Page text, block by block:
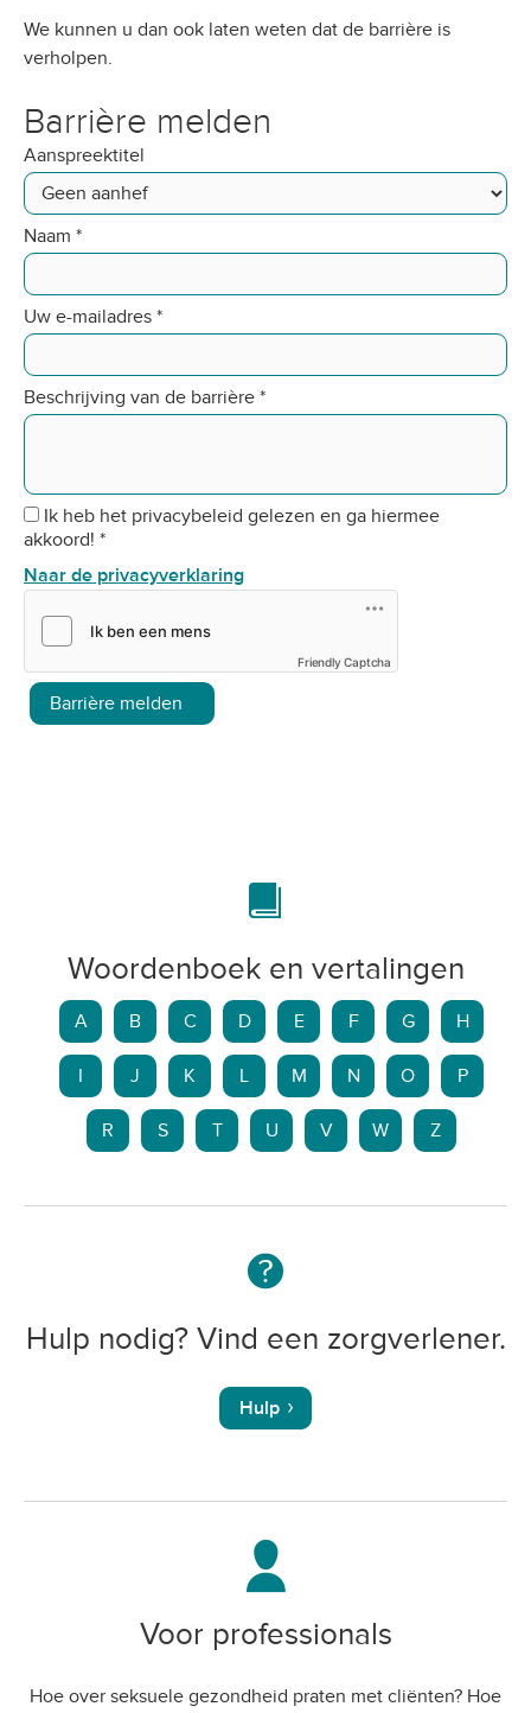
We kunnen u dan ook laten weten dat de barrière is
verholpen.
Barrière melden
Aanspreektitel
Naam *
Uw e-mailadres *
Beschrijving van de barrière *
Ik heb het privacybeleid gelezen en ga hiermee
akkoord! *
Naar de privacyverklaring
Friendly Captcha
Barrière melden
Woordenboek en vertalingen
A B C D E F G H
J K L M N O P
R S T U V W Z
Hulp nodig? Vind een zorgverlener.
Hulp
Voor professionals
Hoe over seksuele gezondheid praten met cliënten? Hoe